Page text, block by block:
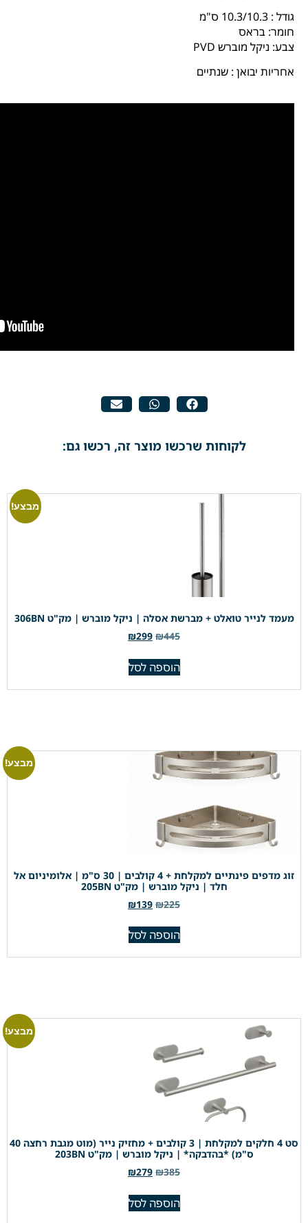
גודל : 10.3/10.3 ס"מ
חומר: בראס
צבע: ניקל מוברש PVD
אחריות יבואן : שנתיים
לקוחות שרכשו מוצר זה, רכשו גם:
מבצע!
מעמד לנייר טואלט + מברשת אסלה | ניקל מוברש | מק"ט 306BN
₪445
₪299
הוספה לסל
מבצע!
זוג מדפים פינתיים למקלחת + 4 קולבים | 30 ס"מ | אלומיניום אל
חלד | ניקל מוברש | מק"ט 205BN
₪225
₪139
הוספה לסל
מבצע!
סט 4 חלקים למקלחת | 3 קולבים + מחזיק נייר (מוט מגבת רחצה 40
ס"מ) *בהדבקה* | ניקל מוברש | מק"ט 203BN
₪385
₪279
הוספה לסל